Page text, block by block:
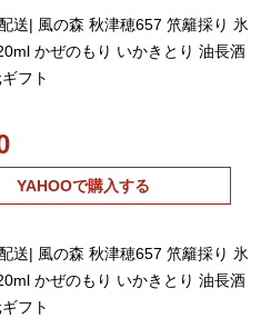
送| 風の森 秋津穂657 笊籬採り 氷
かぜのもり いかきとり 油長酒
フト
YAHOOで購入する
送| 風の森 秋津穂657 笊籬採り 氷
かぜのもり いかきとり 油長酒
フト